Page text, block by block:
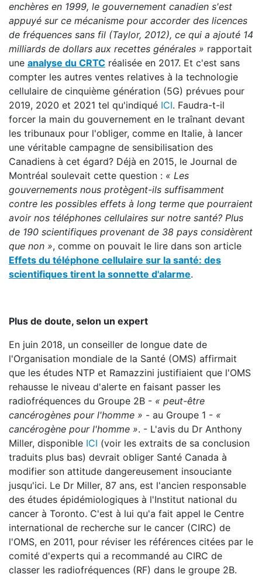
enchères en 1999, le gouvernement canadien s'est
appuyé sur ce mécanisme pour accorder des licences
de fréquences sans fil (Taylor, 2012), ce qui a ajouté 14
milliards de dollars aux recettes générales » rapportait
une analyse du CRTC réalisée en 2017. Et c'est sans
compter les autres ventes relatives à la technologie
cellulaire de cinquième génération (5G) prévues pour
2019, 2020 et 2021 tel qu'indiqué ICI. Faudra-t-il
forcer la main du gouvernement en le traînant devant
les tribunaux pour l'obliger, comme en Italie, à lancer
une véritable campagne de sensibilisation des
Canadiens à cet égard? Déjà en 2015, le Journal de
Montréal soulevait cette question : « Les
gouvernements nous protègent-ils suffisamment
contre les possibles effets à long terme que pourraient
avoir nos téléphones cellulaires sur notre santé? Plus
de 190 scientifiques provenant de 38 pays considèrent
que non », comme on pouvait le lire dans son article
Effets du téléphone cellulaire sur la santé: des
scientifiques tirent la sonnette d'alarme.
Plus de doute, selon un expert
En juin 2018, un conseiller de longue date de
l'Organisation mondiale de la Santé (OMS) affirmait
que les études NTP et Ramazzini justifiaient que l'OMS
rehausse le niveau d'alerte en faisant passer les
radiofréquences du Groupe 2B - « peut-être
cancérogènes pour l'homme » - au Groupe 1 - «
cancérogène pour l'homme ». - L'avis du Dr Anthony
Miller, disponible ICI (voir les extraits de sa conclusion
traduits plus bas) devrait obliger Santé Canada à
modifier son attitude dangereusement insouciante
jusqu'ici. Le Dr Miller, 87 ans, est l'ancien responsable
des études épidémiologiques à l'Institut national du
cancer à Toronto. C'est à lui qu'a fait appel le Centre
international de recherche sur le cancer (CIRC) de
l'OMS, en 2011, pour réviser les références citées par le
comité d'experts qui a recommandé au CIRC de
classer les radiofréquences (RF) dans le groupe 2B.